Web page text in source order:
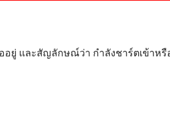
อยู่ และสัญลักษณ์ว่า กำลังชาร์ตเข้าห